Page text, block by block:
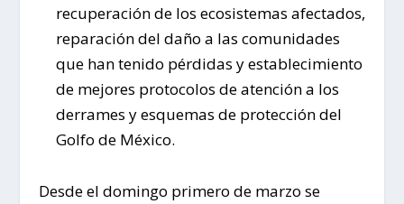
recuperación de los ecosistemas afectados,
reparación del daño a las comunidades
que han tenido pérdidas y establecimiento
de mejores protocolos de atención a los
derrames y esquemas de protección del
Golfo de México.
Desde el domingo primero de marzo se